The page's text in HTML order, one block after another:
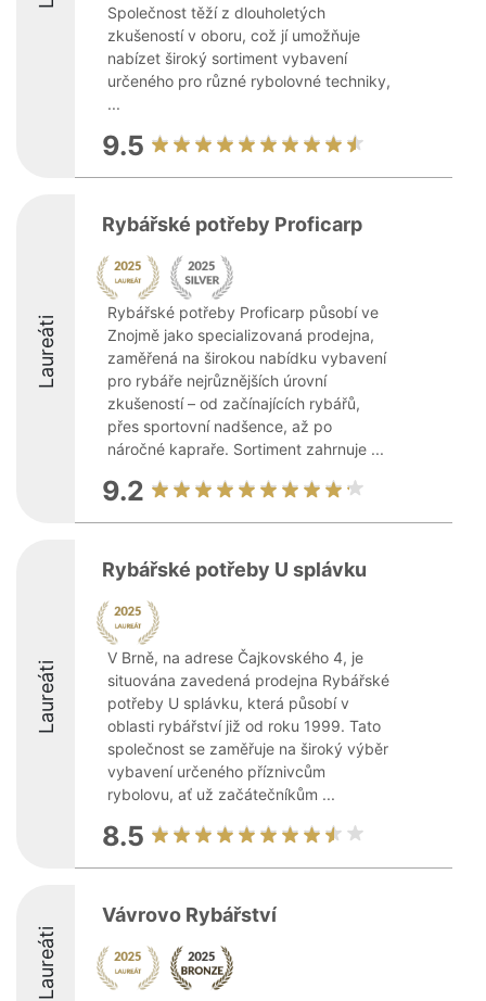
Společnost těží z dlouholetých
zkušeností v oboru, což jí umožňuje
nabízet široký sortiment vybavení
určeného pro různé rybolovné techniky,
...
9.5
Laureáti
Rybářské potřeby Proficarp
Rybářské potřeby Proficarp působí ve
Znojmě jako specializovaná prodejna,
zaměřená na širokou nabídku vybavení
pro rybáře nejrůznějších úrovní
zkušeností – od začínajících rybářů,
přes sportovní nadšence, až po
náročné kapraře. Sortiment zahrnuje ...
9.2
Laureáti
Rybářské potřeby U splávku
V Brně, na adrese Čajkovského 4, je
situována zavedená prodejna Rybářské
potřeby U splávku, která působí v
oblasti rybářství již od roku 1999. Tato
společnost se zaměřuje na široký výběr
vybavení určeného příznivcům
rybolovu, ať už začátečníkům ...
8.5
Laureáti
Vávrovo Rybářství